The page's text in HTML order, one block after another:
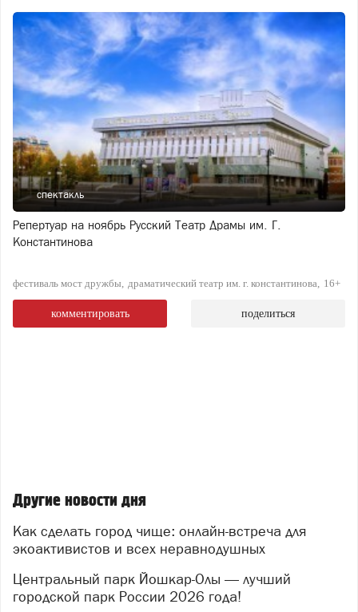
спектакль
Репертуар на ноябрь Русский Театр Драмы им. Г.
Константинова
фестиваль мост дружбы драматический театр им. г. константинова 16+
комментировать поделиться
Другие новости дня
Как сделать город чище: онлайн-встреча для
экоактивистов и всех неравнодушных
Центральный парк Йошкар-Олы — лучший
городской парк России 2026 года!